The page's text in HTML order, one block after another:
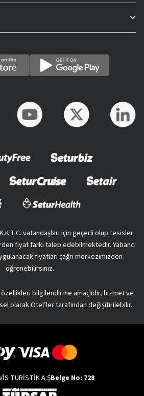
vatandaşları için geçerli olup tesisler
fiyat farkı talep edebilmektedir. Yabancı
fiyatları çağrı merkezimizden
öğrenebilirsiniz.
bilgilendirme amaçlıdır, hizmet ve
olarak Otel’ler tarafından değişitirilebilir.
TURİSTİK A.ŞBelge No: 728